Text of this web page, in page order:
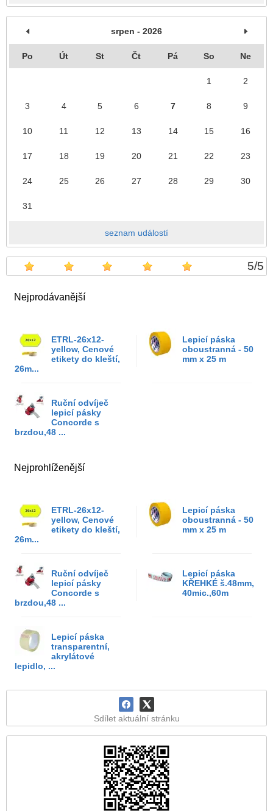
srpen - 2026
Po Út St Čt Pá So Ne
1 2
3 4 5 6 7 8 9
10 11 12 13 14 15 16
17 18 19 20 21 22 23
24 25 26 27 28 29 30
31
seznam událostí
5/5
Nejprodávanější
ETRL-26x12-
yellow, Cenové
etikety do kleští,
26m...
Lepicí páska
oboustranná - 50
mm x 25 m
Ruční odvíječ
lepicí pásky
Concorde s
brzdou,48 ...
Nejprohlíženější
ETRL-26x12-
yellow, Cenové
etikety do kleští,
26m...
Lepicí páska
oboustranná - 50
mm x 25 m
Ruční odvíječ
lepicí pásky
Concorde s
brzdou,48 ...
Lepicí páska
KŘEHKÉ š.48mm,
40mic.,60m
Lepicí páska
transparentní,
akrylátové
lepidlo, ...
Sdílet aktuální stránku